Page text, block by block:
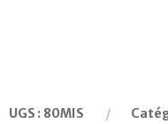
UGS : 80MIS